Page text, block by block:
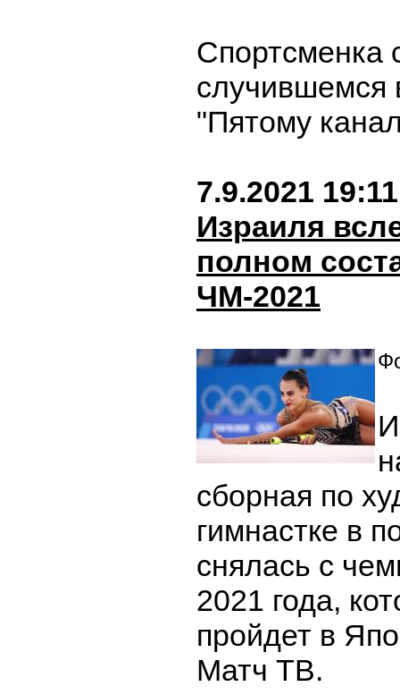
Спортсменка
случившемся
"Пятому
7.9.2021 19:11
Израиля
полном
ЧМ-2021
сборная по
гимнастке в
снялась с
2021 года,
пройдет в
Матч ТВ.